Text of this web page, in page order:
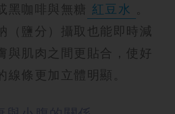
黑咖啡與無糖 紅豆水
（鹽分）攝取也能即時減
與肌肉之間更貼合，使好
線條更加立體明顯。